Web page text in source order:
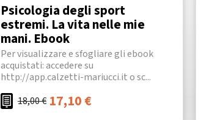
Psicologia degli sport
estremi. La vita nelle mie
mani. Ebook
Per visualizzare e sfogliare gli ebook
acquistati: accedere su
http://app.calzetti-mariucci.it o sc...
18,00€ 17,10€